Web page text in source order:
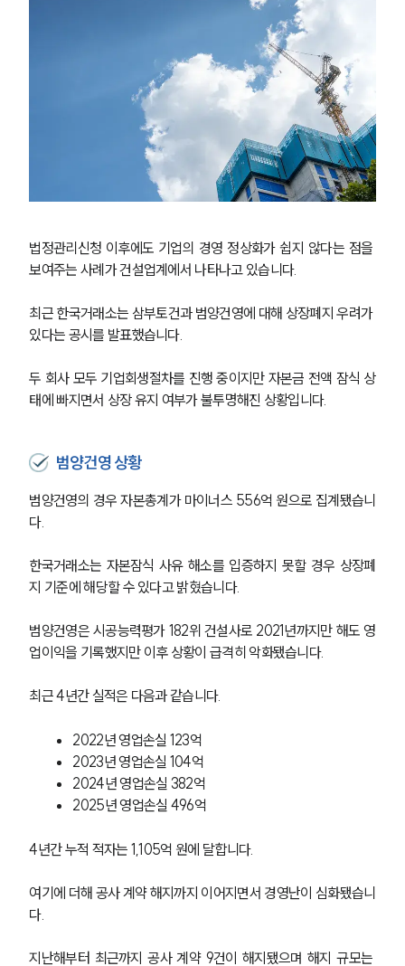
법정관리신청 이후에도 기업의 경영 정상화가 쉽지 않다는 점을
보여주는 사례가 건설업계에서 나타나고 있습니다.
최근 한국거래소는 삼부토건과 범양건영에 대해 상장폐지 우려가
있다는 공시를 발표했습니다.
두 회사 모두 기업회생절차를 진행 중이지만 자본금 전액 잠식 상
태에 빠지면서 상장 유지 여부가 불투명해진 상황입니다.
범양건영 상황
범양건영의 경우 자본총계가 마이너스 556억 원으로 집계됐습니
다.
한국거래소는 자본잠식 사유 해소를 입증하지 못할 경우 상장폐
지 기준에 해당할 수 있다고 밝혔습니다.
범양건영은 시공능력평가 182위 건설사로 2021년까지만 해도 영
업이익을 기록했지만 이후 상황이 급격히 악화됐습니다.
최근 4년간 실적은 다음과 같습니다.
2022년 영업손실 123억
2023년 영업손실 104억
2024년 영업손실 382억
2025년 영업손실 496억
4년간 누적 적자는 1,105억 원에 달합니다.
여기에 더해 공사 계약 해지까지 이어지면서 경영난이 심화됐습니
다.
지난해부터 최근까지 공사 계약 9건이 해지됐으며 해지 규모는